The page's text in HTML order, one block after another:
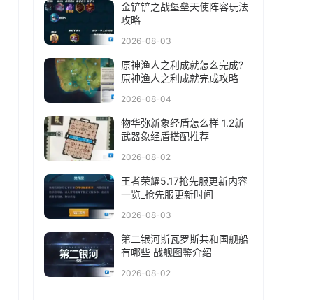
金铲铲之战堡垒天使阵容玩法
攻略
2026-08-03
原神渔人之利成就怎么完成?
原神渔人之利成就完成攻略
2026-08-04
物华弥新象经盾怎么样 1.2新
武器象经盾搭配推荐
2026-08-02
王者荣耀5.17抢先服更新内容
一览_抢先服更新时间
2026-08-03
第二银河斯瓦罗斯共和国舰船
有哪些 战舰图鉴介绍
2026-08-02